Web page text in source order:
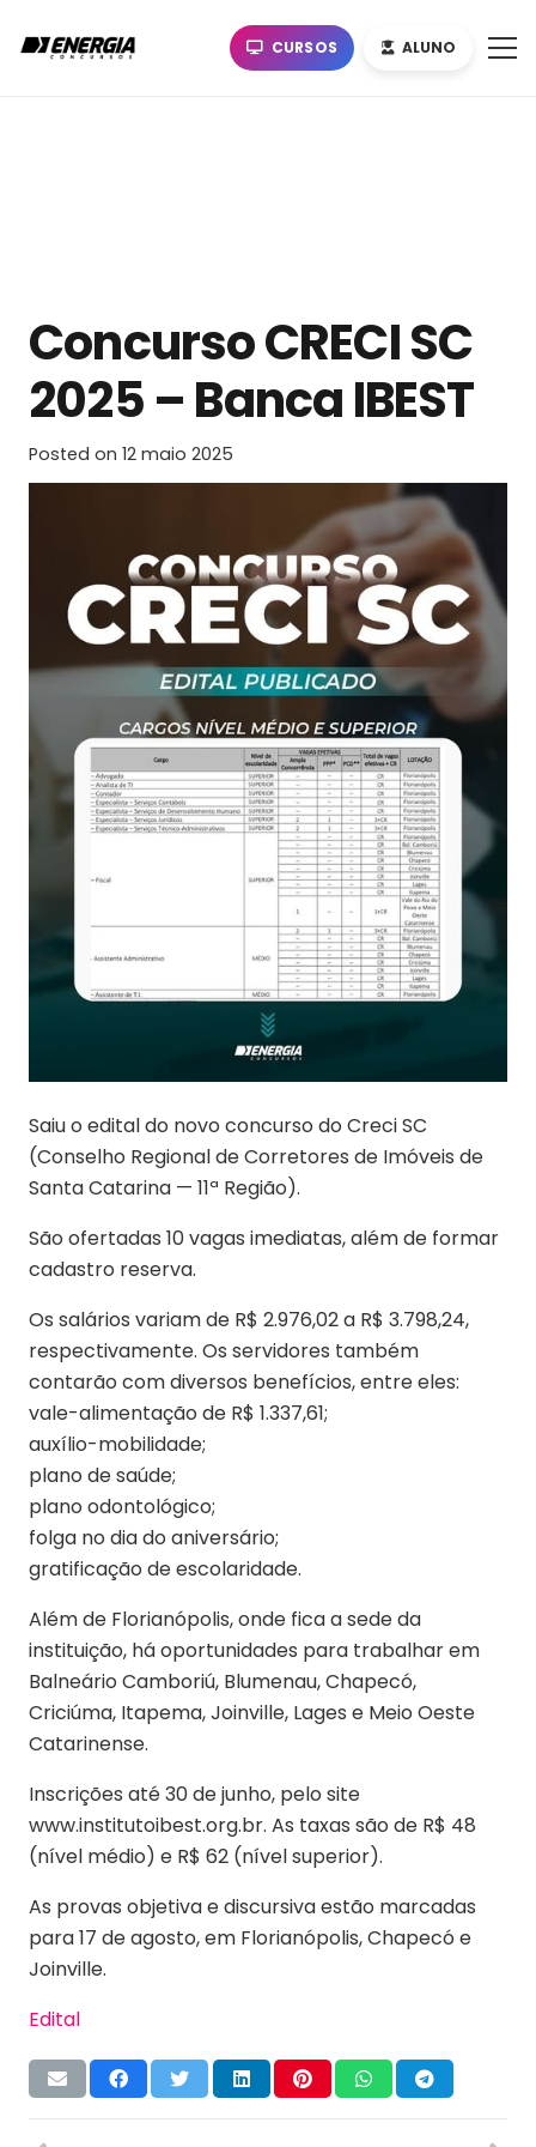
CURSOS ALUNO
Concurso CRECI SC
2025 – Banca IBEST
Posted on 12 maio 2025
Saiu o edital do novo concurso do Creci SC
(Conselho Regional de Corretores de Imóveis de
Santa Catarina — 11ª Região).
São ofertadas 10 vagas imediatas, além de formar
cadastro reserva.
Os salários variam de R$ 2.976,02 a R$ 3.798,24,
respectivamente. Os servidores também
contarão com diversos benefícios, entre eles:
vale-alimentação de R$ 1.337,61;
auxílio-mobilidade;
plano de saúde;
plano odontológico;
folga no dia do aniversário;
gratificação de escolaridade.
Além de Florianópolis, onde fica a sede da
instituição, há oportunidades para trabalhar em
Balneário Camboriú, Blumenau, Chapecó,
Criciúma, Itapema, Joinville, Lages e Meio Oeste
Catarinense.
Inscrições até 30 de junho, pelo site
www.institutoibest.org.br. As taxas são de R$ 48
(nível médio) e R$ 62 (nível superior).
As provas objetiva e discursiva estão marcadas
para 17 de agosto, em Florianópolis, Chapecó e
Joinville.
Edital